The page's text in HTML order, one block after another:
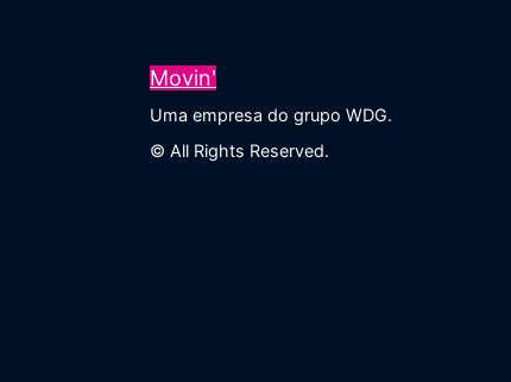
Movin'
Uma empresa do grupo WDG.
© All Rights Reserved.